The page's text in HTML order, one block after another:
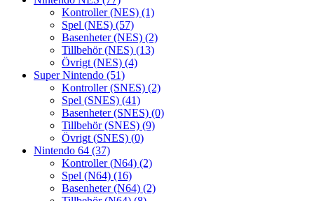
Kontroller (NES) (1)
Spel (NES) (57)
Basenheter (NES) (2)
Tillbehör (NES) (13)
Övrigt (NES) (4)
Super Nintendo (51)
Kontroller (SNES) (2)
Spel (SNES) (41)
Basenheter (SNES) (0)
Tillbehör (SNES) (9)
Övrigt (SNES) (0)
Nintendo 64 (37)
Kontroller (N64) (2)
Spel (N64) (16)
Basenheter (N64) (2)